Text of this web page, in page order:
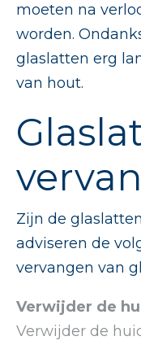
moeten na
worden.
glaslatten erg
van hout.
Zijn de
adviseren de
vervangen van
Verwijder de
Verwijder de